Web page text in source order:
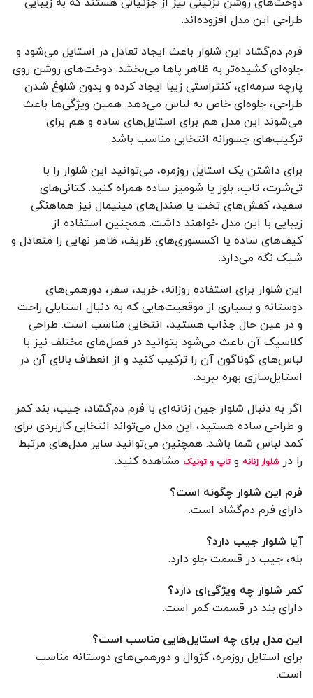
طراحی این مدل افزوده‌اند.
فرم دم‌گشاد این شلوار باعث ایجاد تعادل در استایل می‌شود و
جلوه‌ای کشیده‌تر به ظاهر پاها می‌بخشد. دوخت‌های روشن روی
پارچه سرمه‌ای، کنتراستی زیبا ایجاد کرده و بدون شلوغ شدن
طراحی، جلوه‌ای خاص به لباس می‌دهد. همین ویژگی‌ها باعث
می‌شوند این مدل هم برای استایل‌های ساده و هم برای
ترکیب‌های جسورانه انتخابی مناسب باشد.
برای داشتن یک استایل روزمره، می‌توانید این شلوار را با
تی‌شرت، تاپ، بلوز یا شومیز ساده همراه کنید. کتانی‌های
سفید، کفش‌های تخت یا صندل‌های مینیمال نیز هماهنگی
زیبایی با این مدل خواهند داشت. همچنین استفاده از
کیف‌های ساده یا اکسسوری‌های ظریف، ظاهر نهایی را متعادل و
شیک نگه می‌دارد.
این شلوار برای استفاده روزانه، خرید، سفر، دورهمی‌های
دوستانه و بسیاری از موقعیت‌هایی که به دنبال استایلی راحت
و در عین حال جذاب هستید، انتخابی مناسب است. طراحی
کلاسیک آن باعث می‌شود بتوانید در فصل‌های مختلف نیز با
لباس‌های گوناگون آن را ترکیب کنید و از انعطاف بالای آن در
استایل‌سازی بهره ببرید.
اگر به دنبال شلوار جین زنانه‌ای با فرم دم‌گشاد، جیب، بند کمر
و طراحی ساده هستید، این مدل می‌تواند انتخابی کاربردی برای
کمد لباس شما باشد. همچنین می‌توانید سایر مدل‌های مرتبط
را در شلوار زنانه و تاپ و تونیک مشاهده کنید.
فرم این شلوار چگونه است؟
دارای فرم دم‌گشاد است.
آیا شلوار جیب دارد؟
بله، جیب در قسمت جلو دارد.
کمر شلوار چه ویژگی‌ای دارد؟
دارای بند در قسمت کمر است.
این مدل برای چه استایل‌هایی مناسب است؟
برای استایل روزمره، کژوال و دورهمی‌های دوستانه مناسب
است.